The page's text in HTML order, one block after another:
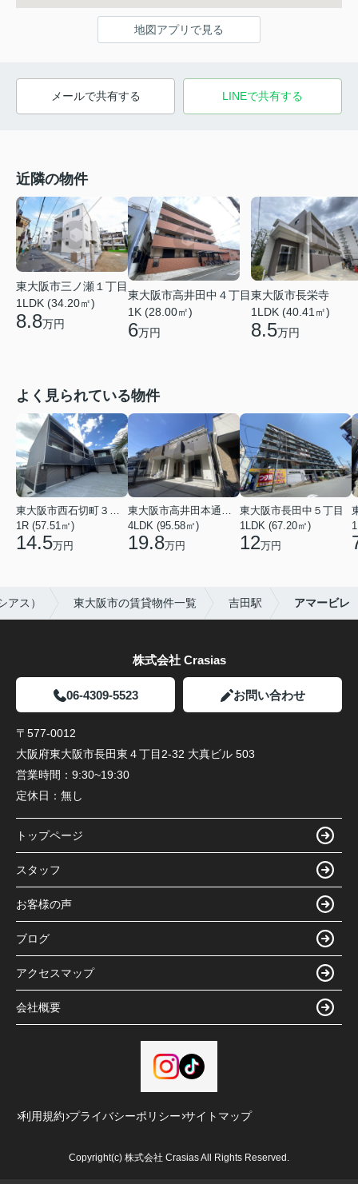
地図アプリで見る
メールで共有する LINEで共有する
近隣の物件
東大阪市三ノ瀬１丁目
1LDK (34.20㎡)
8.8万円
東大阪市高井田中４丁目
1K (28.00㎡)
6万円
東大阪市長栄寺
1LDK (40.41㎡)
8.5万円
よく見られている物件
東大阪市西石切町３丁目
1R (57.51㎡)
14.5万円
東大阪市高井田本通２丁目
4LDK (95.58㎡)
19.8万円
東大阪市長田中５丁目
1LDK (67.20㎡)
12万円
ス） 東大阪市の賃貸物件一覧 吉田駅 アマービレ
株式会社 Crasias
06-4309-5523 お問い合わせ
〒577-0012
大阪府東大阪市長田東４丁目2-32 大真ビル 503
営業時間： 9:30~19:30
定休日： 無し
トップページ
スタッフ
お客様の声
ブログ
アクセスマップ
会社概要
利用規約 プライバシーポリシー サイトマップ
Copyright(c) 株式会社 Crasias All Rights Reserved.